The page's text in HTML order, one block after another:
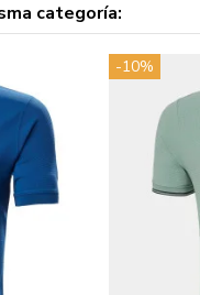
categoría:
-10%